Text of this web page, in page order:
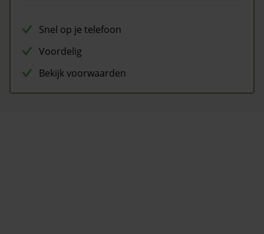
Snel op je telefoon
Voordelig
Bekijk voorwaarden